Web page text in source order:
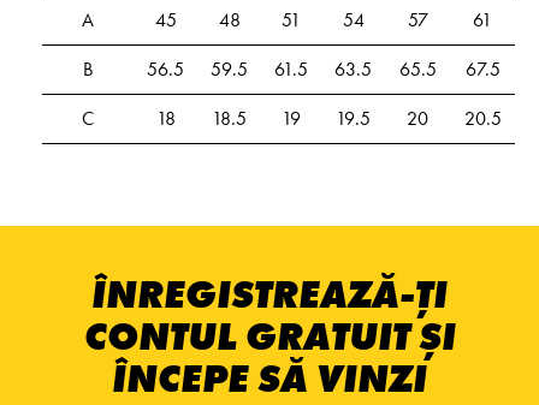
A
45 48 51 54 57
61
B
56.5 59.5 61.5 63.5 65.5
67.5
C
18 18.5 19 19.5 20 20.5
ÎNREGISTREAZĂ-ȚI
CONTUL GRATUIT ȘI
ÎNCEPE SĂ VINZI